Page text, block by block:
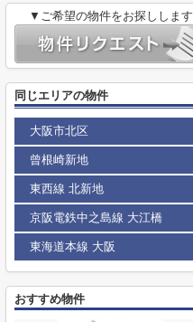
▼ご希望の物件をお探しします
同じエリアの物件
大阪市北区
曾根崎新地
東西線 北新地
京阪電鉄中之島線 大江橋
東海道本線 大阪
おすすめ物件